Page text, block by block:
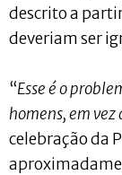
descrito a
deveriam ser
“Esse é o
homens, em vez
celebração da